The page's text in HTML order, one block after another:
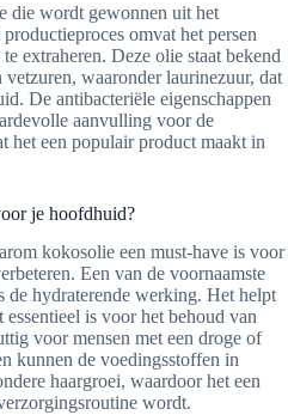
die wordt gewonnen uit het
omvat het persen
extraheren. Deze olie staat bekend
waaronder laurinezuur, dat
De antibacteriële eigenschappen
aanvulling voor de
het een populair product maakt in
je hoofdhuid?
kokosolie een must-have is voor
Een van de voornaamste
hydraterende werking. Het helpt
is voor het behoud van
voor mensen met een droge of
kunnen de voedingsstoffen in
haargroei, waardoor het een
wordt.